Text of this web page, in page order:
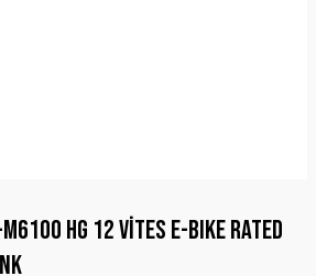
HG 12 vites E-BIKE RATED